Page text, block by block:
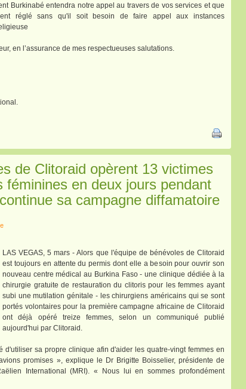
Burkinabé entendra notre appel au travers de vos services et que
réglé sans qu'il soit besoin de faire appel aux instances
en l’assurance de mes respectueuses salutations.
de Clitoraid opèrent 13 victimes
féminines en deux jours pendant
sa campagne diffamatoire
LAS VEGAS, 5 mars - Alors que l'équipe de bénévoles de Clitoraid
est toujours en attente du permis dont elle a besoin pour ouvrir son
nouveau centre médical au Burkina Faso - une clinique dédiée à la
chirurgie gratuite de restauration du clitoris pour les femmes ayant
subi une mutilation génitale - les chirurgiens américains qui se sont
portés volontaires pour la première campagne africaine de Clitoraid
ont déjà opéré treize femmes, selon un communiqué publié
aujourd'hui par Clitoraid.
sa propre clinique afin d'aider les quatre-vingt femmes en
promises », explique le Dr Brigitte Boisselier, présidente de
International (MRI). « Nous lui en sommes profondément